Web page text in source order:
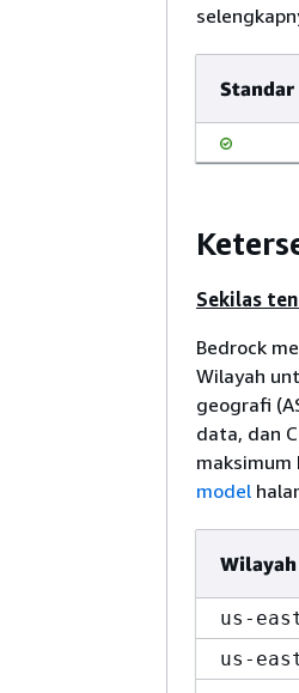
Standar
Sekilas
Bedrock
Wilayah
geografi
data, dan
model
Wilayah
us-
us-